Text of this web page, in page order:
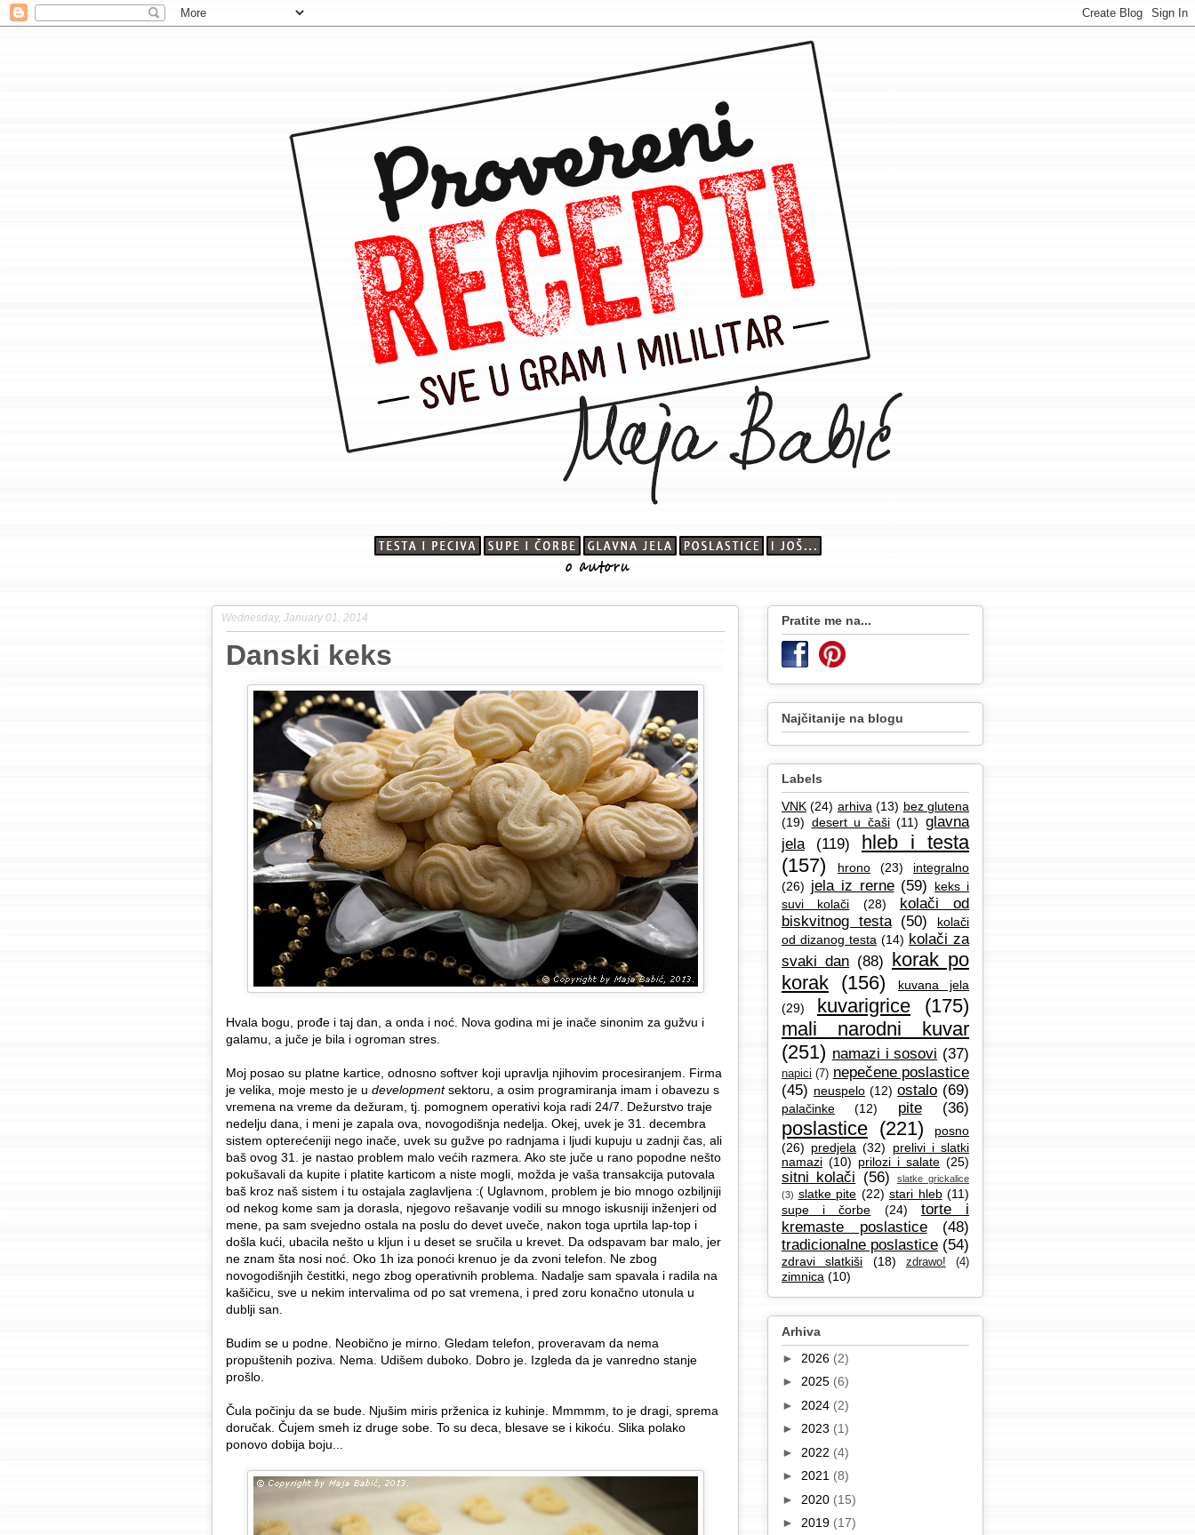
Wednesday, January 01, 2014
Danski keks
Hvala bogu, prođe i taj dan, a onda i noć. Nova godina mi je inače sinonim za gužvu i
galamu, a juče je bila i ogroman stres.
Moj posao su platne kartice, odnosno softver koji upravlja njihovim procesiranjem. Firma
je velika, moje mesto je u developmentsektoru, a osim programiranja imam i obavezu s
vremena na vreme da dežuram, tj. pomognem operativi koja radi 24/7. Dežurstvo traje
nedelju dana, i meni je zapala ova, novogodišnja nedelja. Okej, uvek je 31. decembra
sistem opterećeniji nego inače, uvek su gužve po radnjama i ljudi kupuju u zadnji čas, ali
baš ovog 31. je nastao problem malo većih razmera. Ako ste juče u rano popodne nešto
pokušavali da kupite i platite karticom a niste mogli, možda je vaša transakcija putovala
baš kroz naš sistem i tu ostajala zaglavljena :( Uglavnom, problem je bio mnogo ozbiljniji
od nekog kome sam ja dorasla, njegovo rešavanje vodili su mnogo iskusniji inženjeri od
mene, pa sam svejedno ostala na poslu do devet uveče, nakon toga uprtila lap-top i
došla kući, ubacila nešto u kljun i u deset se sručila u krevet. Da odspavam bar malo, jer
ne znam šta nosi noć. Oko 1h iza ponoći krenuo je da zvoni telefon. Ne zbog
novogodišnjih čestitki, nego zbog operativnih problema. Nadalje sam spavala i radila na
kašičicu, sve u nekim intervalima od po sat vremena, i pred zoru konačno utonula u
dublji san.
Budim se u podne. Neobično je mirno. Gledam telefon, proveravam da nema
propuštenih poziva. Nema. Udišem duboko. Dobro je. Izgleda da je vanredno stanje
prošlo.
Čula počinju da se bude. Njušim miris prženica iz kuhinje. Mmmmm, to je dragi, sprema
doručak. Čujem smeh iz druge sobe. To su deca, blesave se i kikoću. Slika polako
ponovo dobija boju...
Pratite me na...
Najčitanije na blogu
Labels
VNK (24) arhiva (13) bez glutena
(19) desert u čaši (11) glavna
jela
(119)
hleb i testa
(157)
hrono (23)
integralno
(26) jela iz rerne (59)
keks i
suvi kolači
(28)
kolači od
biskvitnog testa (50)
kolači
od dizanog testa (14) kolači za
svaki dan (88) korak po
korak (156)
kuvana jela
(29)
kuvarigrice
(175)
mali narodni kuvar
(251) namazi i sosovi (37)
napici (7) nepečene poslastice
(45) neuspelo (12) ostalo (69)
palačinke (12) pite (36)
poslastice (221)
posno
(26) predjela (32)
prelivi i slatki
namazi (10) prilozi i salate (25)
sitni kolači (56)
slatke grickalice
(3) slatke pite (22) stari hleb (11)
supe i čorbe
(24)
torte i
kremaste poslastice
(48)
tradicionalne poslastice (54)
zdravi slatkiši (18) zdrawo! (4)
zimnica (10)
Arhiva
► 2026 (2)
► 2025 (6)
► 2024 (2)
► 2023 (1)
► 2022 (4)
► 2021 (8)
► 2020 (15)
► 2019 (17)